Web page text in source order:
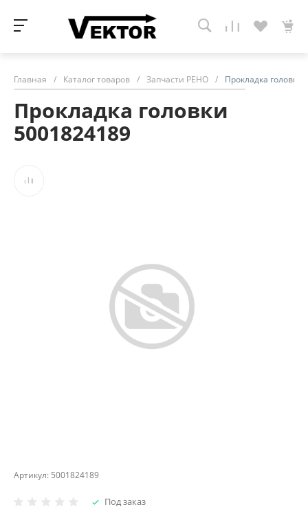
Главная / Каталог товаров / Запчасти РЕНО / Прокладка головки
Прокладка головки
5001824189
Артикул: 5001824189
Под заказ